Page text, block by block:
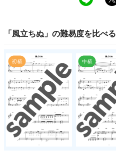
「 風立ちぬ 」の難易度を比べる